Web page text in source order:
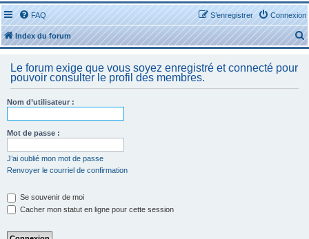
FAQ Connexion
S’enregistrer
Index du forum
e
Le forum exige que vous soyez enregistré et connecté pour
pouvoir consulter le profil des membres.
Nom d’utilisateur :
Mot de passe :
J’ai oublié mon mot de passe
Renvoyer le courriel de confirmation
Se souvenir de moi
Cacher mon statut en ligne pour cette session